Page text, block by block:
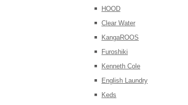
HOOD
Clear Water
KangaROOS
Furoshiki
Kenneth Cole
English Laundry
Keds